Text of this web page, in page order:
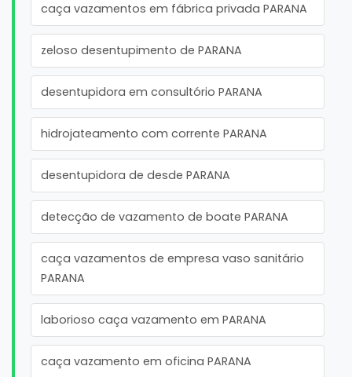
caça vazamentos em fábrica privada PARANA
zeloso desentupimento de PARANA
desentupidora em consultório PARANA
hidrojateamento com corrente PARANA
desentupidora de desde PARANA
detecção de vazamento de boate PARANA
caça vazamentos de empresa vaso sanitário
PARANA
laborioso caça vazamento em PARANA
caça vazamento em oficina PARANA